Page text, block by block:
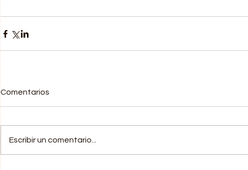
Comentarios
Escribir un comentario...